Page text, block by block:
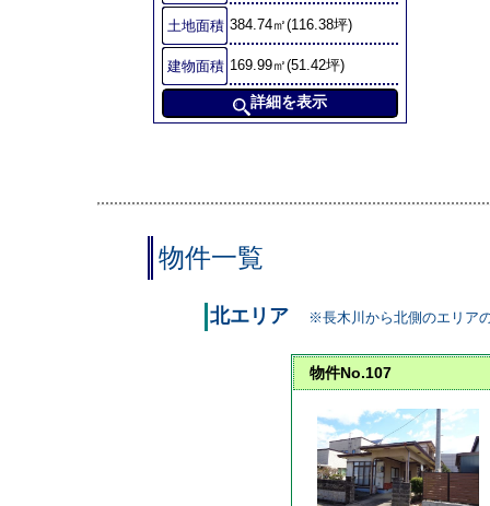
土地面積 384.74㎡(116.38坪)
建物面積 169.99㎡(51.42坪)
詳細を表示
物件一覧
北エリア ※長木川から北側のエリア
物件No.107